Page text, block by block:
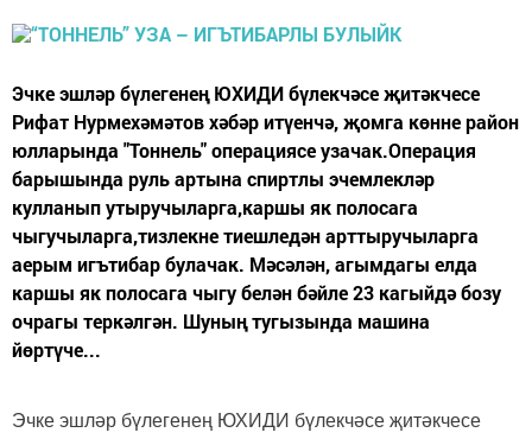
Эчке эшләр бүлегенең ЮХИДИ бүлекчәсе җитәкчесе
Рифат Нурмехәмәтов хәбәр итүенчә, җомга көнне район
юлларында "Тоннель" операциясе узачак.Операция
барышында руль артына спиртлы эчемлекләр
кулланып утыручыларга,каршы як полосага
чыгучыларга,тизлекне тиешледән арттыручыларга
аерым игътибар булачак. Мәсәлән, агымдагы елда
каршы як полосага чыгу белән бәйле 23 кагыйдә бозу
очрагы теркәлгән. Шуның тугызында машина
йөртүче...
Эчке эшләр бүлегенең ЮХИДИ бүлекчәсе җитәкчесе